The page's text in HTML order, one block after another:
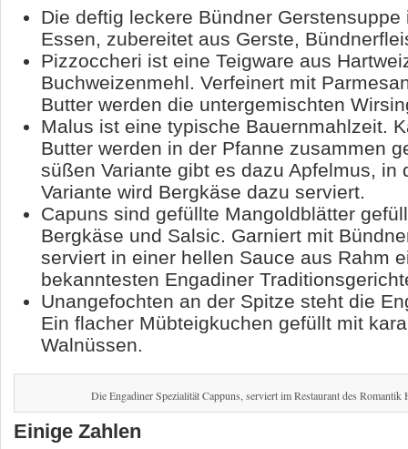
Die deftig leckere Bündner
Essen, zubereitet aus Gerste,
Pizzoccheri ist eine Teigware aus
Buchweizenmehl. Verfeinert mit
Butter werden die untergemischten
Malus ist eine typische Bauernmahlzeit.
Butter werden in der Pfanne zusammen
süßen Variante gibt es dazu Apfelmus, in
Variante wird Bergkäse dazu serviert.
Capuns sind gefüllte Mangoldblätter
Bergkäse und Salsic. Garniert mit
serviert in einer hellen Sauce aus Rahm
bekanntesten Engadiner
Unangefochten an der Spitze steht die
Ein flacher Mübteigkuchen gefüllt mit
Walnüssen.
Die Engadiner Spezialität Cappuns, serviert im Restaurant des
Einige Zahlen